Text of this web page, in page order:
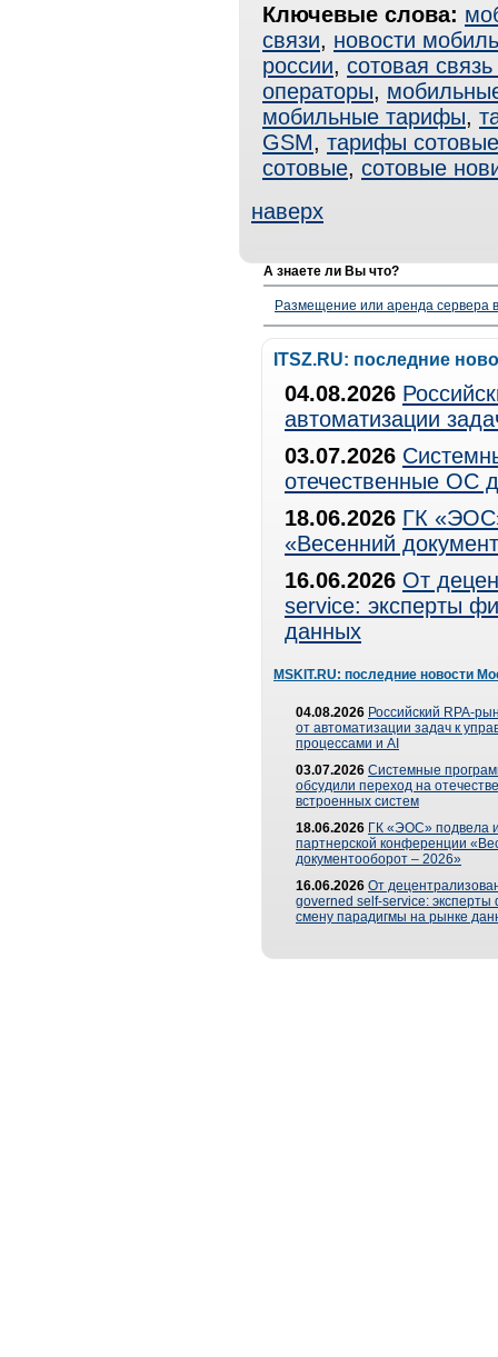
Ключевые слова:
связи, новости
россии, сотовая
операторы,
мобильные тарифы,
GSM, тарифы сотовые
сотовые, сотовые
наверх
А знаете ли Вы что?
Размещение или аренда сервера
ITSZ.RU: последние
04.08.2026
автоматизации
03.07.2026
отечественные ОС
18.06.2026 ГК
«Весенний
16.06.2026 От
service: эксперты
данных
MSKIT.RU: последние новости
04.08.2026 Российский RPA-
от автоматизации задач к
процессами и AI
03.07.2026 Системные
обсудили переход на
встроенных систем
18.06.2026 ГК «ЭОС» подвела
партнерской конференции
документооборот – 2026»
16.06.2026 От
governed self-service: эксперты
смену парадигмы на рынке